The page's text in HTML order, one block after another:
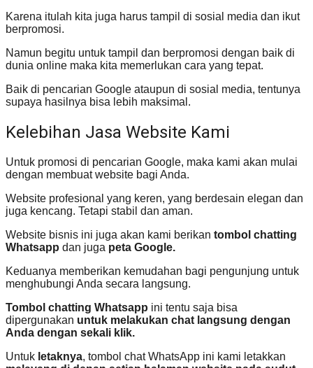
Karena itulah kita juga harus tampil di sosial media dan ikut
berpromosi.
Namun begitu untuk tampil dan berpromosi dengan baik di
dunia online maka kita memerlukan cara yang tepat.
Baik di pencarian Google ataupun di sosial media, tentunya
supaya hasilnya bisa lebih maksimal.
Kelebihan Jasa Website Kami
Untuk promosi di pencarian Google, maka kami akan mulai
dengan membuat website bagi Anda.
Website profesional yang keren, yang berdesain elegan dan
juga kencang. Tetapi stabil dan aman.
Website bisnis ini juga akan kami berikan tombol chatting
Whatsapp dan juga peta Google.
Keduanya memberikan kemudahan bagi pengunjung untuk
menghubungi Anda secara langsung.
Tombol chatting Whatsapp ini tentu saja bisa
dipergunakan untuk melakukan chat langsung dengan
Anda dengan sekali klik.
Untuk letaknya, tombol chat WhatsApp ini kami letakkan